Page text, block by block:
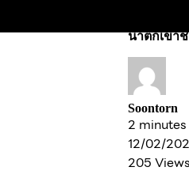
น้ำตกเขาช
Soontorn
2 minutes
12/02/
205